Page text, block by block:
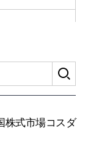
株式市場コスダ